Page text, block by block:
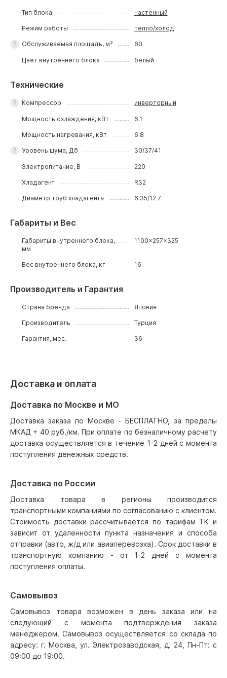
Тип блока настенный
Режим работы тепло/холод
Обслуживаемая площадь, м² 60
Цвет внутреннего блока белый
Технические
Компрессор инверторный
Мощность охлаждения, кВт 6.1
Мощность нагревания, кВт 6.8
Уровень шума, Дб 30/37/41
Электропитание, В 220
Хладагент R32
Диаметр труб хладагента 6.35/12.7
Габариты и Вес
Габариты внутреннего блока,
мм
1100x257x325
Вес внутреннего блока, кг 16
Производитель и Гарантия
Страна бренда Япония
Производитель Турция
Гарантия, мес. 36
Доставка и оплата
Доставка по Москве и МО
Доставка заказа по Москве - БЕСПЛАТНО, за пределы
МКАД + 40 руб./км. При оплате по безналичному расчету
доставка осуществляется в течение 1-2 дней с момента
поступления денежных средств.
Доставка по России
Доставка товара в регионы производится
транспортными компаниями по согласованию с клиентом.
Стоимость доставки рассчитывается по тарифам ТК и
зависит от удаленности пункта назначения и способа
отправки (авто, ж/д или авиаперевозка). Срок доставки в
транспортную компанию - от 1-2 дней с момента
поступления оплаты.
Самовывоз
Самовывоз товара возможен в день заказа или на
следующий с момента подтверждения заказа
менеджером. Самовывоз осуществляется со склада по
адресу: г. Москва, ул. Электрозаводская, д. 24, Пн-Пт: с
09:00 до 19:00.